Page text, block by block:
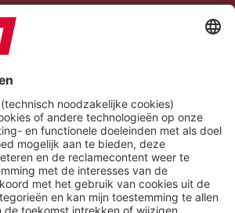
SOUNDS STOP ANIMATIONS